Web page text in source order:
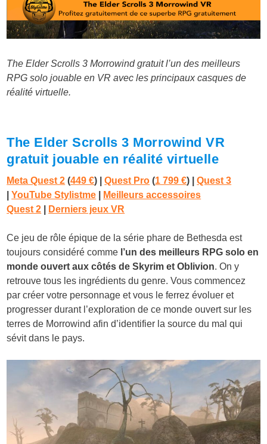
The Elder Scrolls 3 Morrowind gratuit l’un des meilleurs
RPG solo jouable en VR avec les principaux casques de
réalité virtuelle.
The Elder Scrolls 3 Morrowind VR
gratuit jouable en réalité virtuelle
Meta Quest 2 (449 €) |Quest Pro (1 799 €) |Quest 3
YouTube Stylistme
Meilleurs accessoires
Quest 2
Derniers jeux VR
Ce jeu de rôle épique de la série phare de Bethesda est
toujours considéré comme l’un des meilleurs RPG solo en
monde ouvert aux côtés de Skyrim et Oblivion. On y
retrouve tous les ingrédients du genre. Vous commencez
par créer votre personnage et vous le ferrez évoluer et
progresser durant l’exploration de ce monde ouvert sur les
terres de Morrowind afin d’identifier la source du mal qui
sévit dans le pays.